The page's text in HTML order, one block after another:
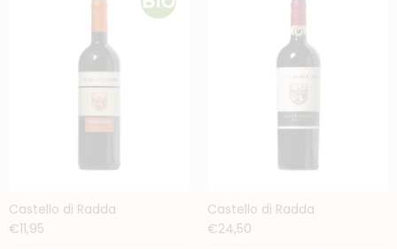
Castello di Radda
€11,95
Castello di Radda
€24,50